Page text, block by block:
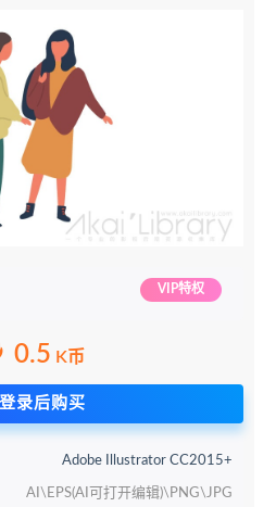
VIP特权
0.5 K币
登录后购买
Adobe Illustrator CC2015+
AI\EPS(AI可打开编辑)\PNG\JPG